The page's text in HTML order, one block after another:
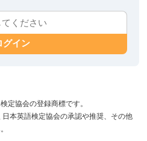
グイン
定協会の登録商標です。
本英語検定協会の承認や推奨、その他